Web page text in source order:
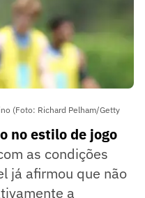
(Foto: Richard Pelham/Getty
no estilo de jogo
as condições
já afirmou que não
a